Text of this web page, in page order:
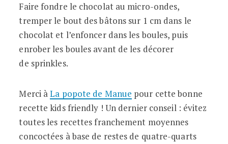
Faire fondre le chocolat au micro-ondes,
tremper le bout des bâtons sur 1 cm dans le
chocolat et l’enfoncer dans les boules, puis
enrober les boules avant de les décorer
de sprinkles.
Merci àLa popote de Manue pour cette bonne
recette kids friendly ! Un dernier conseil : évitez
toutes les recettes franchement moyennes
concoctées à base de restes de quatre-quarts